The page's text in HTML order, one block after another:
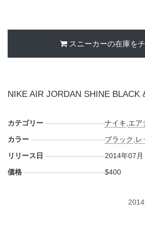
スニーカーの在庫を
NIKE AIR JORDAN SHINE BLACK
カテゴリー ナイキ エア
カラー
ブラック レ
リリース日
2014年07月
価格
$400